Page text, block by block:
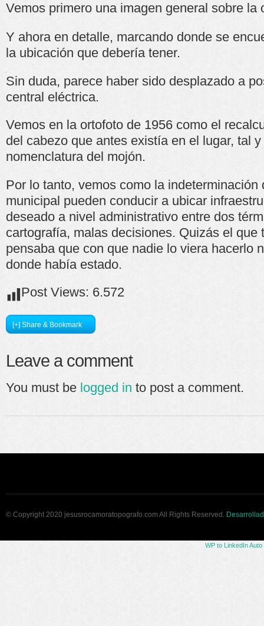
Vemos primero una imagen general sobre la
Y ahora en detalle, marcando donde se
la ubicación que debería tener.
Sin duda, parece haber sido desplazado a
central eléctrica.
Vemos en la ortofoto de 1956 como el
del cabezo que antes existía en el lugar, tal
nomenclatura del mojón.
Por lo tanto, vemos como la
municipal pueden conducir a ubicar
deseado a nivel administrativo entre dos
cartografía, malas decisiones. Quizás el que
pensaba que con que nadie lo viera hacerlo
donde había estado.
Post Views: 6.572
[+] Share & Bookmark
Leave a comment
You must be logged in to post a comment.
© Copyright 2020 jesusrocamoratopografo.com All Rights Reserved.
WP to LinkedIn Auto